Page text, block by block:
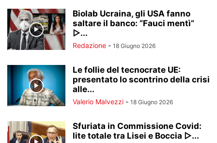
Biolab Ucraina, gli USA fanno
saltare il banco: “Fauci mentì”
▷...
Redazione - 18 Giugno 2026
Le follie del tecnocrate UE:
presentato lo scontrino della crisi
alle...
Valerio Malvezzi - 18 Giugno 2026
Sfuriata in Commissione Covid:
lite totale tra Lisei e Boccia ▷...